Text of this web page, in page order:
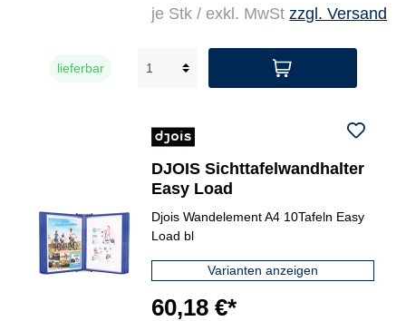
je Stk / exkl. MwStzzgl. Versand
lieferbar
DJOIS Sichttafelwandhalter
Easy Load
Djois Wandelement A4 10Tafeln Easy
Load bl
Varianten anzeigen
60,18 €*